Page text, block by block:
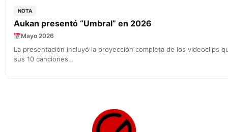
NOTA
Aukan presentó “Umbral” en 2026
Mayo 2026
La presentación incluyó la proyección completa de los videoclips
sus 10 canciones…